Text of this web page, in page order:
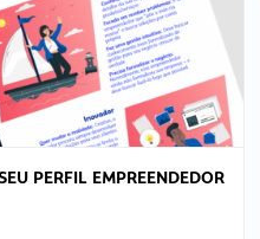
PERFIL EMPREENDEDOR